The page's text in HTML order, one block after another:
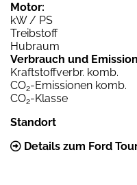
Motor:
kW / PS
Treibstoff
Hubraum
Verbrauch und
Kraftstoffverbr. komb.
CO2-Emissionen komb.
CO2-Klasse
Standort
Details zum Ford